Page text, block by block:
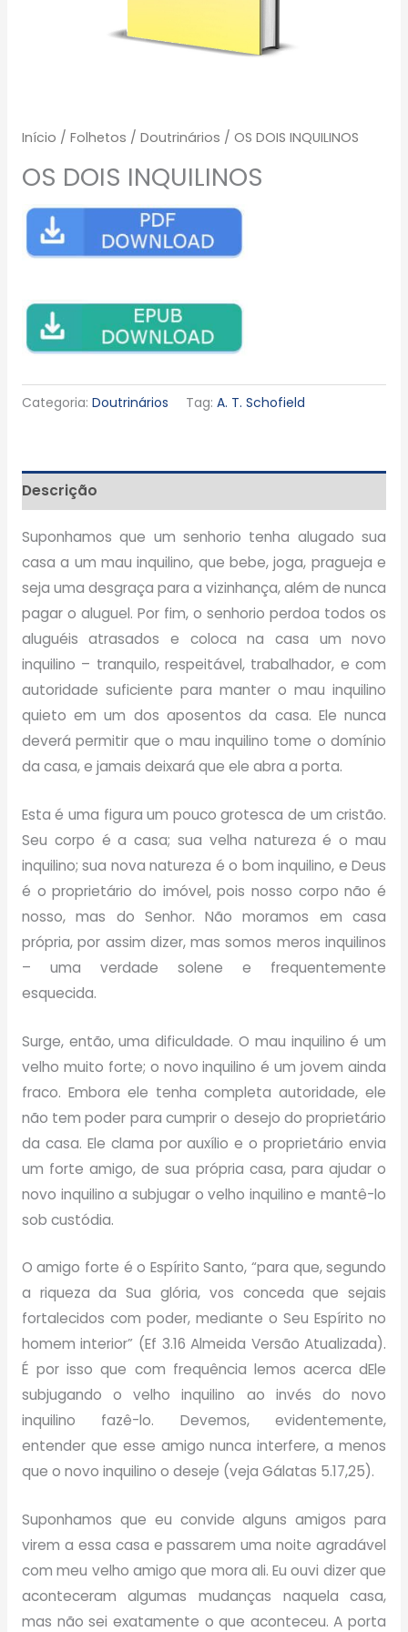
Início / Folhetos / Doutrinários / OS DOIS INQUILINOS
OS DOIS INQUILINOS
Categoria: Doutrinários Tag: A. T. Schofield
Descrição
Suponhamos que um senhorio tenha alugado sua
casa a um mau inquilino, que bebe, joga, pragueja e
seja uma desgraça para a vizinhança, além de nunca
pagar o aluguel. Por fim, o senhorio perdoa todos os
aluguéis atrasados e coloca na casa um novo
inquilino – tranquilo, respeitável, trabalhador, e com
autoridade suficiente para manter o mau inquilino
quieto em um dos aposentos da casa. Ele nunca
deverá permitir que o mau inquilino tome o domínio
da casa, e jamais deixará que ele abra a porta.
Esta é uma figura um pouco grotesca de um cristão.
Seu corpo é a casa; sua velha natureza é o mau
inquilino; sua nova natureza é o bom inquilino, e Deus
é o proprietário do imóvel, pois nosso corpo não é
nosso, mas do Senhor. Não moramos em casa
própria, por assim dizer, mas somos meros inquilinos
– uma verdade solene e frequentemente
esquecida.
Surge, então, uma dificuldade. O mau inquilino é um
velho muito forte; o novo inquilino é um jovem ainda
fraco. Embora ele tenha completa autoridade, ele
não tem poder para cumprir o desejo do proprietário
da casa. Ele clama por auxílio e o proprietário envia
um forte amigo, de sua própria casa, para ajudar o
novo inquilino a subjugar o velho inquilino e mantê-lo
sob custódia.
O amigo forte é o Espírito Santo, “para que, segundo
a riqueza da Sua glória, vos conceda que sejais
fortalecidos com poder, mediante o Seu Espírito no
homem interior” (Ef 3.16 Almeida Versão Atualizada).
É por isso que com frequência lemos acerca dEle
subjugando o velho inquilino ao invés do novo
inquilino fazê-lo. Devemos, evidentemente,
entender que esse amigo nunca interfere, a menos
que o novo inquilino o deseje (veja Gálatas 5.17,25).
Suponhamos que eu convide alguns amigos para
virem a essa casa e passarem uma noite agradável
com meu velho amigo que mora ali. Eu ouvi dizer que
aconteceram algumas mudanças naquela casa,
mas não sei exatamente o que aconteceu. A porta